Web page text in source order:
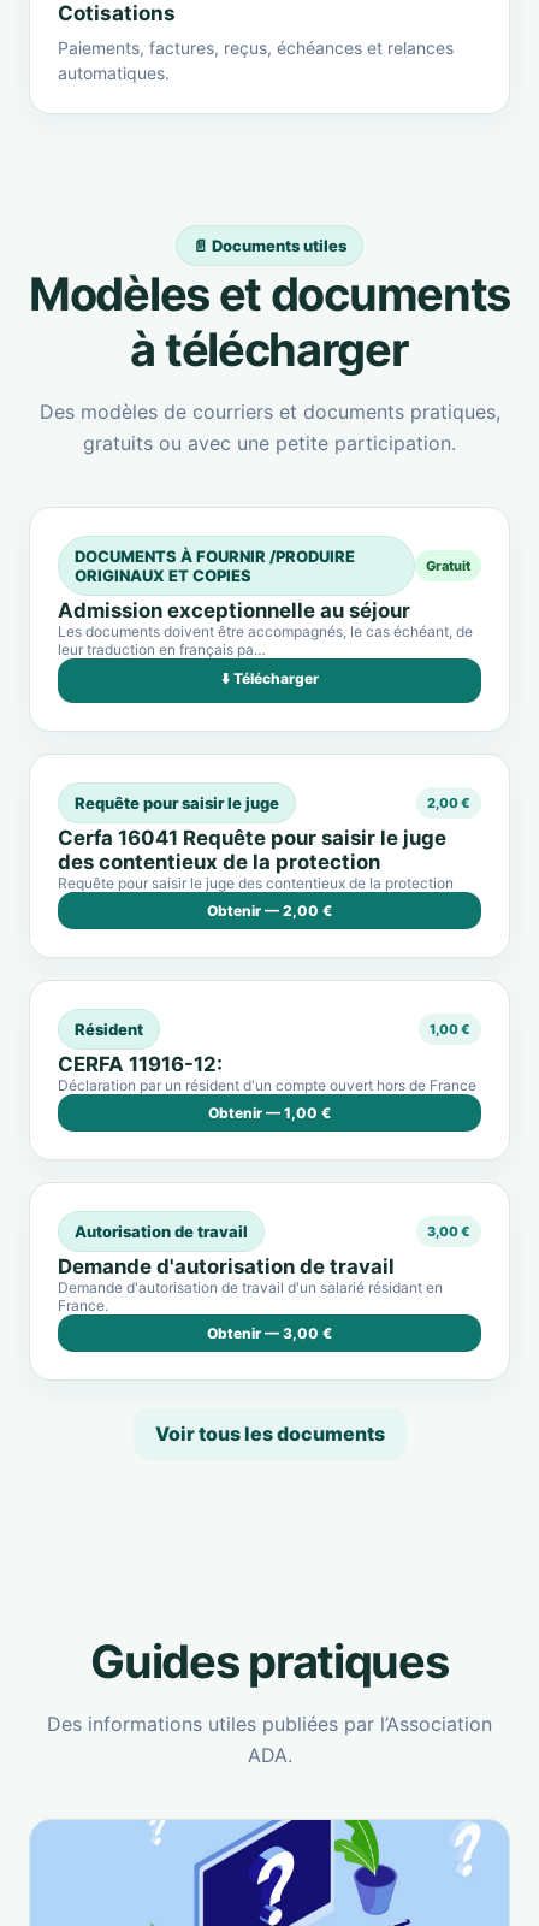
Cotisations
Paiements, factures, reçus, échéances et relances
automatiques.
📄 Documents utiles
Modèles et documents
à télécharger
Des modèles de courriers et documents pratiques,
gratuits ou avec une petite participation.
DOCUMENTS À FOURNIR /PRODUIRE
ORIGINAUX ET COPIES
Gratuit
Admission exceptionnelle au séjour
Les documents doivent être accompagnés, le cas échéant, de
leur traduction en français pa…
⬇️ Télécharger
Requête pour saisir le juge 2,00 €
Cerfa 16041 Requête pour saisir le juge
des contentieux de la protection
Requête pour saisir le juge des contentieux de la protection
Obtenir — 2,00 €
Résident 1,00 €
CERFA 11916-12:
Déclaration par un résident d'un compte ouvert hors de France
Obtenir — 1,00 €
Autorisation de travail 3,00 €
Demande d'autorisation de travail
Demande d'autorisation de travail d'un salarié résidant en
France.
Obtenir — 3,00 €
Voir tous les documents
Guides pratiques
Des informations utiles publiées par l’Association
ADA.